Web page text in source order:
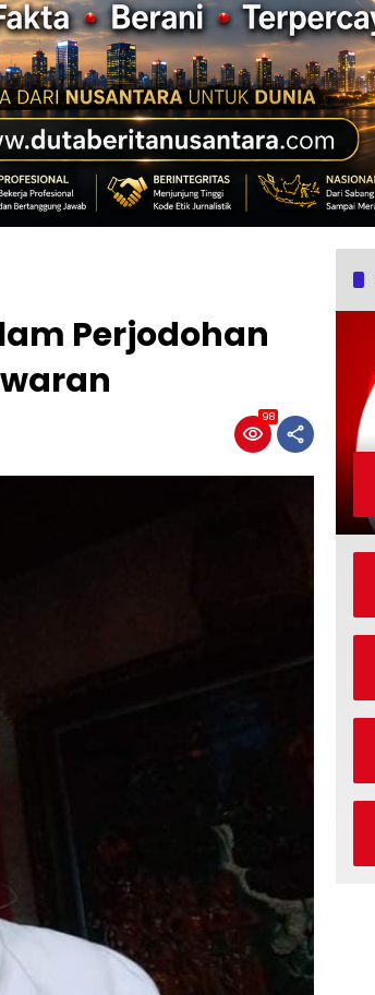
Perjodohan
98